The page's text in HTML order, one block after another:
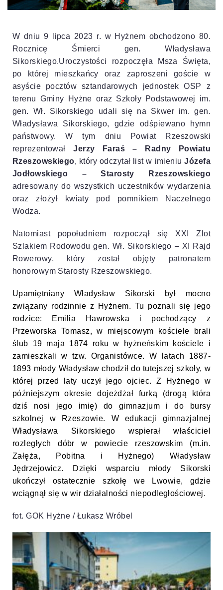
W dniu 9 lipca 2023 r. w Hyżnem obchodzono 80.
Rocznicę Śmierci gen. Władysława
Sikorskiego.Uroczystości rozpoczęła Msza Święta,
po której mieszkańcy oraz zaproszeni goście w
asyście pocztów sztandarowych jednostek OSP z
terenu Gminy Hyżne oraz Szkoły Podstawowej im.
gen. Wł. Sikorskiego udali się na Skwer im. gen.
Władysława Sikorskiego, gdzie odśpiewano hymn
państwowy. W tym dniu Powiat Rzeszowski
reprezentowałJerzy Faraś – Radny
Powiatu
Rzeszowskiego, który odczytał list w imieniuJózefa
Jodłowskiego – Starosty Rzeszowskiego
adresowany do wszystkich uczestników wydarzenia
oraz złożył kwiaty pod pomnikiem Naczelnego
Wodza.
Natomiast popołudniem rozpoczął się XXI Zlot
Szlakiem Rodowodu gen. Wł. Sikorskiego – XI Rajd
Rowerowy, który został objęty patronatem
honorowym Starosty Rzeszowskiego.
Upamiętniany Władysław Sikorski był mocno
związany rodzinnie z Hyżnem. Tu poznali się jego
rodzice: Emilia Hawrowska i pochodzący z
Przeworska Tomasz, w miejscowym kościele brali
ślub 19 maja 1874 roku w hyżneńskim kościele i
zamieszkali w tzw. Organistówce. W latach 1887-
1893 młody Władysław chodził do tutejszej szkoły, w
której przed laty uczył jego ojciec. Z Hyżnego w
późniejszym okresie dojeżdżał furką (drogą która
dziś nosi jego imię) do gimnazjum i do bursy
szkolnej w Rzeszowie. W edukacji gimnazjalnej
Władysława Sikorskiego wspierał właściciel
rozległych dóbr w powiecie rzeszowskim (m.in.
Załęża, Pobitna i Hyżnego) Władysław
Jędrzejowicz. Dzięki wsparciu młody Sikorski
ukończył ostatecznie szkołę we Lwowie, gdzie
wciągnął się w wir działalności niepodległościowej.
fot. GOK Hyżne / Łukasz Wróbel